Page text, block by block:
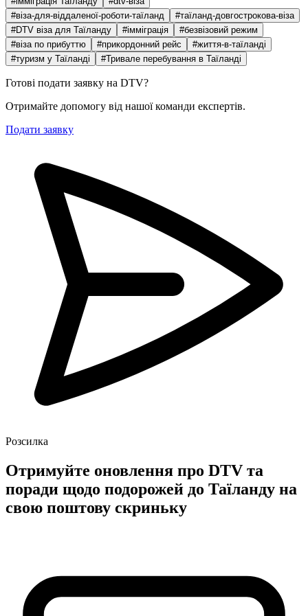
#віза-для-віддаленої-роботи-таїланд
#таїланд-довгострокова-віза
#DTV віза для Таїланду
#імміграція
#безвізовий режим
#віза по прибуттю
#прикордонний рейс
#життя-в-таїланді
#туризм у Таїланді
#Тривале перебування в Таїланді
Готові подати заявку на DTV?
Отримайте допомогу від нашої команди експертів.
Подати заявку
Розсилка
Отримуйте оновлення про DTV та
поради щодо подорожей до Таїланду на
свою поштову скриньку